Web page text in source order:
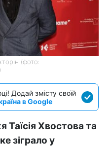
(фото:
Додай змісту своїй
в Google
Хвостова та
зіграло у